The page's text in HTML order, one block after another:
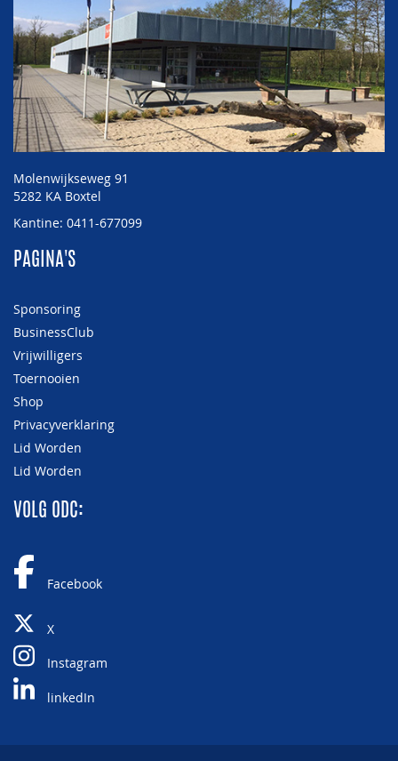
Molenwijkseweg 91
5282 KA Boxtel
Kantine: 0411-677099
PAGINA'S
Sponsoring
BusinessClub
Vrijwilligers
Toernooien
Shop
Privacyverklaring
Lid Worden
Lid Worden
VOLG ODC:
Facebook
X
Instagram
linkedIn